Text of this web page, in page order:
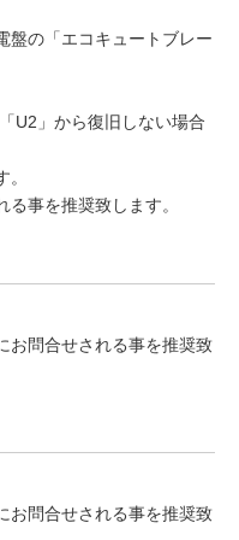
盤の「エコキュートブレー
U2」から復旧しない場合
事を推奨致します。
お問合せされる事を推奨致
お問合せされる事を推奨致